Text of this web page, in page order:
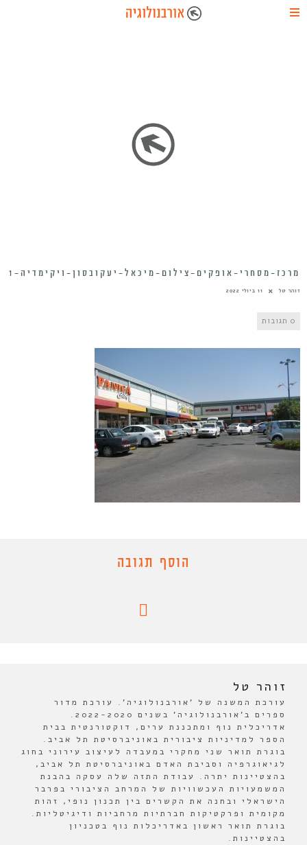
מרכז-מסחרי-אופקים-צילום-מיכאל-יעקובסון-ויקימדיה-1
זוהר טל 11 ביולי 2022
0 תגובות
הוסף תגובה
זוהר טל
עורכת המשנה של 'אורבנולוגיה'. עורכת מדור
ספרים ב'אורבנולוגיה' בשנים 2022-2020.
אדריכלית נוף ומתכננת ערים, דוקטורנטית בבית
הספר למדיניות ציבורית באוניברסיטת תל אביב.
בוגרת תואר שני מחקרי במעבדה לעיצוב עירוני בחוג
לגיאוגרפיה וסביבת האדם באוניברסיטת תל אביב,
בהצטיינות יתרה. עבודת התזה שלה עסקה בהבנת
המשמעויות העכשוויות של המרחב הציבורי בפרבר
הישראלי ובחנה את הקשרים בין תכנון נופי, זהות
מקומית ופרקטיקות חברתיות מרחביות ודיגיטליות.
בוגרת תואר ראשון באדריכלות נוף בטכניון
בהצטיינות.